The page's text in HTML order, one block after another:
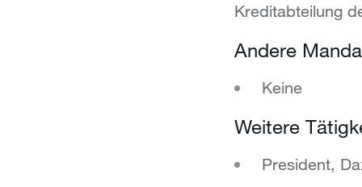
Kreditabteilung
Andere
Keine
Weitere
President,